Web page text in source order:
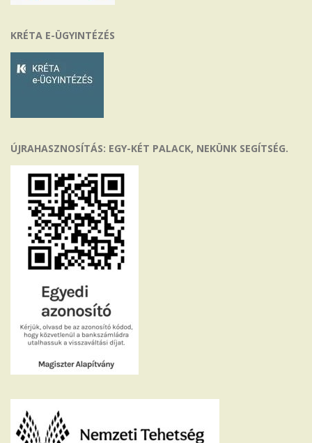
KRÉTA E-ÜGYINTÉZÉS
ÚJRAHASZNOSÍTÁS: EGY-KÉT PALACK, NEKÜNK SEGÍTSÉG.